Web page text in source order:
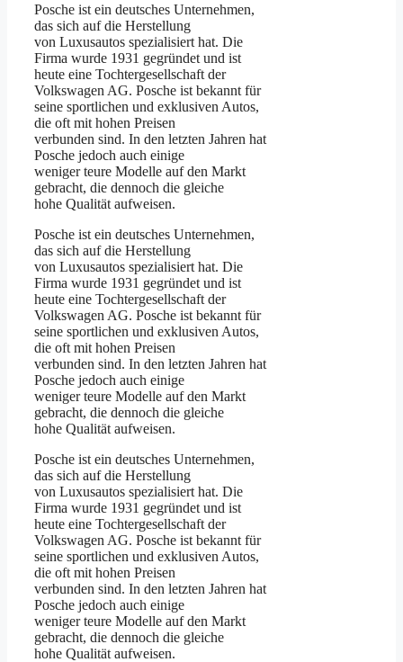
Posche ist ein deutsches Unternehmen,
das sich auf die Herstellung
von Luxusautos spezialisiert hat. Die
Firma wurde 1931 gegründet und ist
heute eine Tochtergesellschaft der
Volkswagen AG. Posche ist bekannt für
seine sportlichen und exklusiven Autos,
die oft mit hohen Preisen
verbunden sind. In den letzten Jahren hat
Posche jedoch auch einige
weniger teure Modelle auf den Markt
gebracht, die dennoch die gleiche
hohe Qualität aufweisen.
Posche ist ein deutsches Unternehmen,
das sich auf die Herstellung
von Luxusautos spezialisiert hat. Die
Firma wurde 1931 gegründet und ist
heute eine Tochtergesellschaft der
Volkswagen AG. Posche ist bekannt für
seine sportlichen und exklusiven Autos,
die oft mit hohen Preisen
verbunden sind. In den letzten Jahren hat
Posche jedoch auch einige
weniger teure Modelle auf den Markt
gebracht, die dennoch die gleiche
hohe Qualität aufweisen.
Posche ist ein deutsches Unternehmen,
das sich auf die Herstellung
von Luxusautos spezialisiert hat. Die
Firma wurde 1931 gegründet und ist
heute eine Tochtergesellschaft der
Volkswagen AG. Posche ist bekannt für
seine sportlichen und exklusiven Autos,
die oft mit hohen Preisen
verbunden sind. In den letzten Jahren hat
Posche jedoch auch einige
weniger teure Modelle auf den Markt
gebracht, die dennoch die gleiche
hohe Qualität aufweisen.